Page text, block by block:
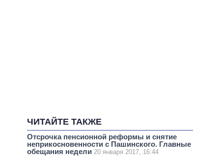
ЧИТАЙТЕ ТАКЖЕ
Отсрочка пенсионной реформы и снятие
неприкосновенности с Пашинского. Главные
обещания недели 20 января 2017, 16:44